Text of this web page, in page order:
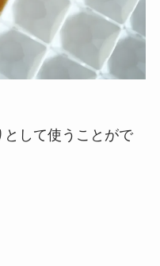
して使うことがで